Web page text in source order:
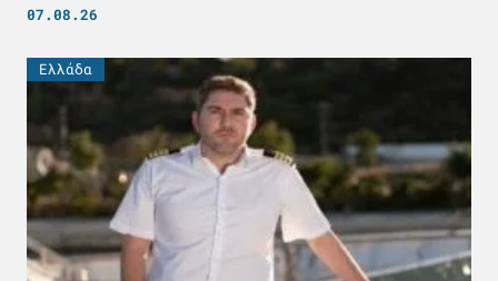
07.08.26
Ελλάδα